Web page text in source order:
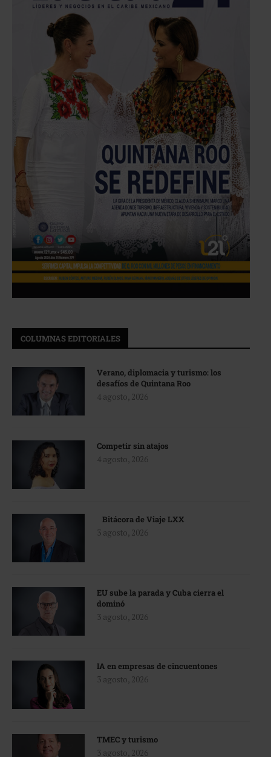
COLUMNAS EDITORIALES
Verano, diplomacia y turismo: los
desafíos de Quintana Roo
4 agosto, 2026
Competir sin atajos
4 agosto, 2026
Bitácora de Viaje LXX
3 agosto, 2026
EU sube la parada y Cuba cierra el
dominó
3 agosto, 2026
IA en empresas de cincuentones
3 agosto, 2026
TMEC y turismo
3 agosto, 2026